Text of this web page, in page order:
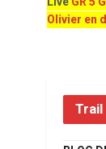
Olivier en
Trail